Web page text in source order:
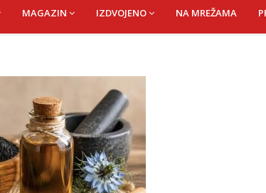
MAGAZIN IZDVOJENO NA MREŽAMA